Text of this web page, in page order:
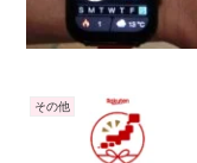
その他